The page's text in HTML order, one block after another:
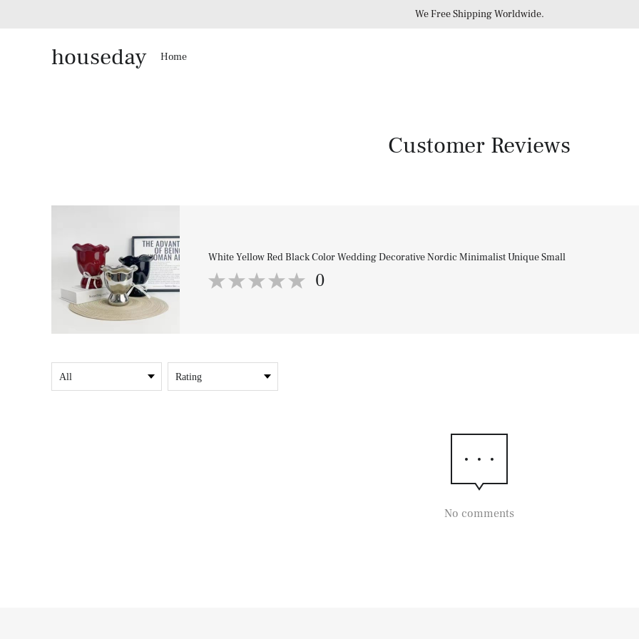
We Free Shipping Worldwide.
houseday Home
Customer Reviews
White Yellow Red Black Color Wedding Decorative Nordic Minimalist Unique Small
0
No comments